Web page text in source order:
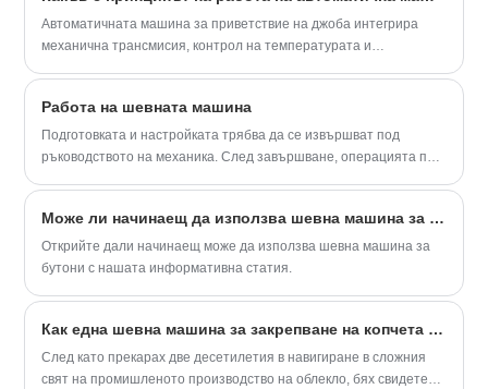
·Изключително превъзходна
производителност с бързо време на
Лесна поддръжка. ·Чисто шиене с
полусух тип. ·Удобен за потребителя
операционен панел. ·Опазване на
околната среда.
четирислойни маски за чаши.
Автоматичната машина за приветствие на джоба интегрира
механична трансмисия, контрол на температурата и
интелигентен контрол, той постига ефективно и прецизно
запечатване и се използва широко в различни индустрии.
Работа на шевната машина
Подготовката и настройката трябва да се извършват под
ръководството на механика. След завършване, операцията по
управление на педала и притискащото краче на двигателя.
Може ли начинаещ да използва шевна машина за дупка?
Открийте дали начинаещ може да използва шевна машина за
бутони с нашата информативна статия.
Как една шевна машина за закрепване на копчета революционизира професионалното производство на облекло
След като прекарах две десетилетия в навигиране в сложния
свят на промишленото производство на облекло, бях свидетел